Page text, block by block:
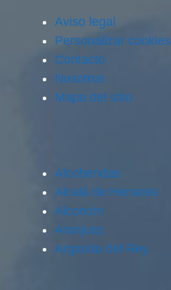
Aviso legal
Personalizar cookies
Contacto
Nosotros
Mapa del sitio
Alcobendas
Alcalá de Henares
Alcorcón
Aranjuez
Arganda del Rey